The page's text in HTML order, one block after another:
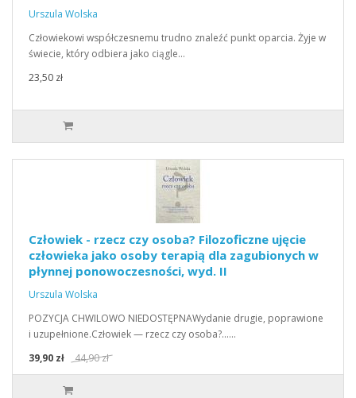
Urszula Wolska
Człowiekowi współczesnemu trudno znaleźć punkt oparcia. Żyje w
świecie, który odbiera jako ciągle…
23,50 zł
Człowiek - rzecz czy osoba? Filozoficzne ujęcie
człowieka jako osoby terapią dla zagubionych w
płynnej ponowoczesności, wyd. II
Urszula Wolska
POZYCJA CHWILOWO NIEDOSTĘPNAWydanie drugie, poprawione
i uzupełnione.Człowiek — rzecz czy osoba?...…
39,90 zł
44,90 zł